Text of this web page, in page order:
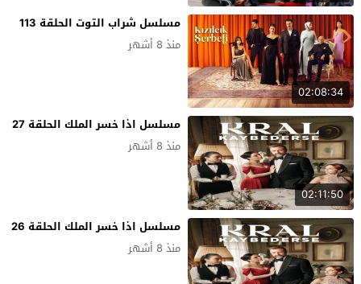
02:08:34
مسلسل شراب التوت الحلقة 113
منذ 8 أشهر
02:11:50
مسلسل اذا خسر الملك الحلقة 27
منذ 8 أشهر
مسلسل اذا خسر الملك الحلقة 26
منذ 8 أشهر